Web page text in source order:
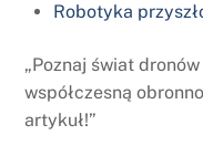
Robotyka
„Poznaj świat
współczesną
artykuł!”